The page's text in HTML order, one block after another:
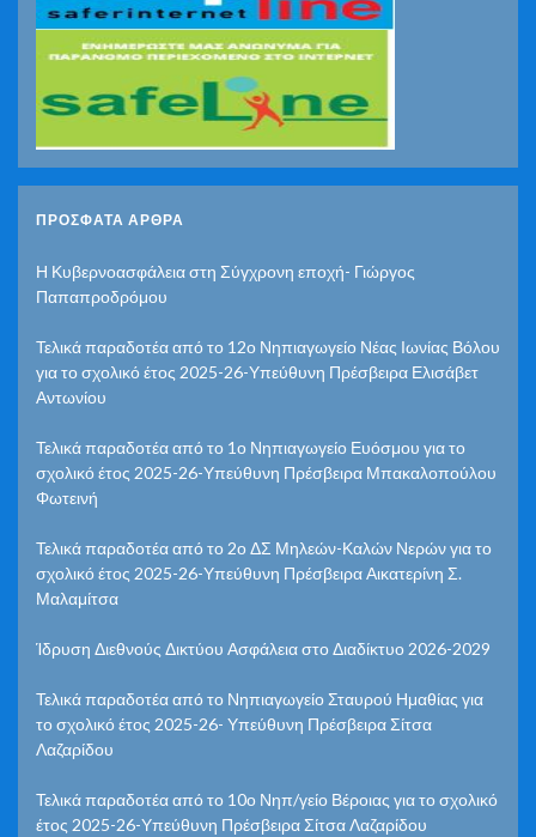
ΠΡΌΣΦΑΤΑ ΆΡΘΡΑ
Η Κυβερνοασφάλεια στη Σύγχρονη εποχή- Γιώργος
Παπαπροδρόμου
Τελικά παραδοτέα από το 12ο Νηπιαγωγείο Νέας Ιωνίας Βόλου
για το σχολικό έτος 2025-26-Υπεύθυνη Πρέσβειρα Ελισάβετ
Αντωνίου
Τελικά παραδοτέα από το 1ο Νηπιαγωγείο Ευόσμου για το
σχολικό έτος 2025-26-Υπεύθυνη Πρέσβειρα Μπακαλοπούλου
Φωτεινή
Τελικά παραδοτέα από το 2ο ΔΣ Μηλεών-Καλών Νερών για το
σχολικό έτος 2025-26-Υπεύθυνη Πρέσβειρα Αικατερίνη Σ.
Μαλαμίτσα
Ίδρυση Διεθνούς Δικτύου Ασφάλεια στο Διαδίκτυο 2026-2029
Τελικά παραδοτέα από το Νηπιαγωγείο Σταυρού Ημαθίας για
το σχολικό έτος 2025-26- Υπεύθυνη Πρέσβειρα Σίτσα
Λαζαρίδου
Τελικά παραδοτέα από το 10ο Νηπ/γείο Βέροιας για το σχολικό
έτος 2025-26-Υπεύθυνη Πρέσβειρα Σίτσα Λαζαρίδου